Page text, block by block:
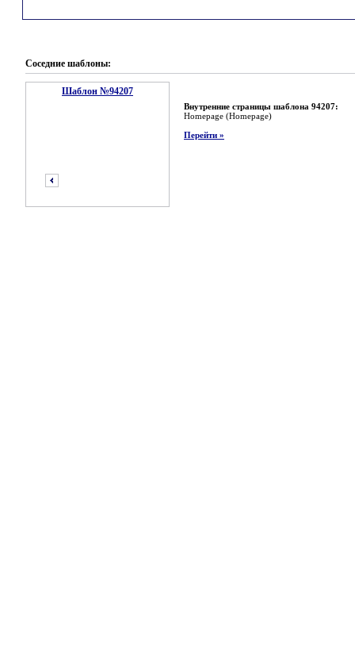
Соседние шаблоны:
Шаблон №94207
Внутренние страницы шаблона 94207:
Homepage (Homepage)
Перейти »